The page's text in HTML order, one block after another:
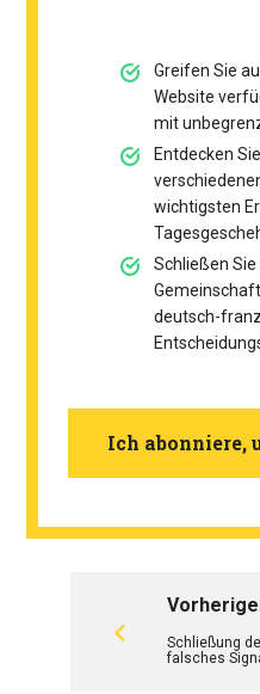
Greifen Sie
Website
mit
Entdecken
wichtigsten
Schließen Sie
deutsch-
Ich abonniere,
Schließung
falsches